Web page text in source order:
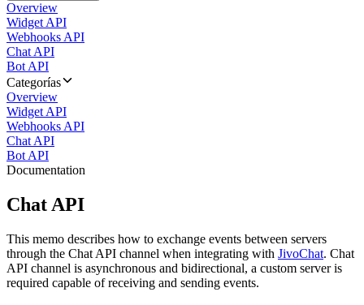
Overview
Widget API
Webhooks API
Chat API
Bot API
Categorías
Overview
Widget API
Webhooks API
Chat API
Bot API
Documentation
Chat API
This memo describes how to exchange events between servers
through the Chat API channel when integrating with JivoChat. Chat
API channel is asynchronous and bidirectional, a custom server is
required capable of receiving and sending events.